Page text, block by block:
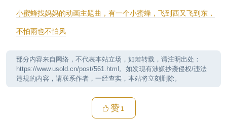
小蜜蜂找妈妈的动画主题曲，有一个小蜜蜂，飞到西又飞到东，
不怕雨也不怕风
部分内容来自网络，不代表本站立场，如若转载，请注明出处：
https://www.usold.cn/post/561.html。如发现有涉嫌抄袭侵权/违法
违规的内容，请联系作者，一经查实，本站将立刻删除。
赞 1